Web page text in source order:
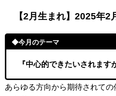
【2月生まれ】2025年2
◆今月のテーマ
『中心的できたいされます
あらゆる方向から期待されての